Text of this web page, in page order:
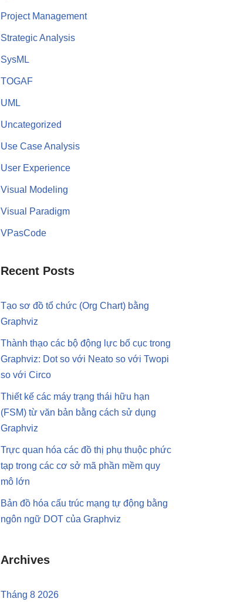
Project Management
Strategic Analysis
SysML
TOGAF
UML
Uncategorized
Use Case Analysis
User Experience
Visual Modeling
Visual Paradigm
VPasCode
Recent Posts
Tạo sơ đồ tổ chức (Org Chart) bằng
Graphviz
Thành thạo các bộ động lực bố cục trong
Graphviz: Dot so với Neato so với Twopi
so với Circo
Thiết kế các máy trạng thái hữu hạn
(FSM) từ văn bản bằng cách sử dụng
Graphviz
Trực quan hóa các đồ thị phụ thuộc phức
tạp trong các cơ sở mã phần mềm quy
mô lớn
Bản đồ hóa cấu trúc mạng tự động bằng
ngôn ngữ DOT của Graphviz
Archives
Tháng 8 2026